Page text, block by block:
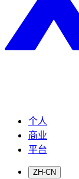
个人
商业
平台
ZH-CN